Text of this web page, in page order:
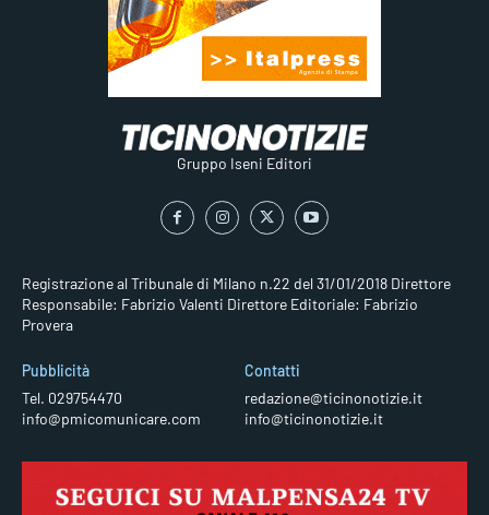
Gruppo Iseni Editori
Registrazione al Tribunale di Milano n.22 del 31/01/2018 Direttore
Responsabile: Fabrizio Valenti Direttore Editoriale: Fabrizio
Provera
Pubblicità
Tel. 029754470
info@pmicomunicare.com
Contatti
redazione@ticinonotizie.it
info@ticinonotizie.it